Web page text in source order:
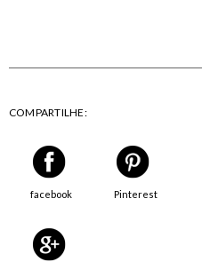
COMPARTILHE:
facebook Pinterest